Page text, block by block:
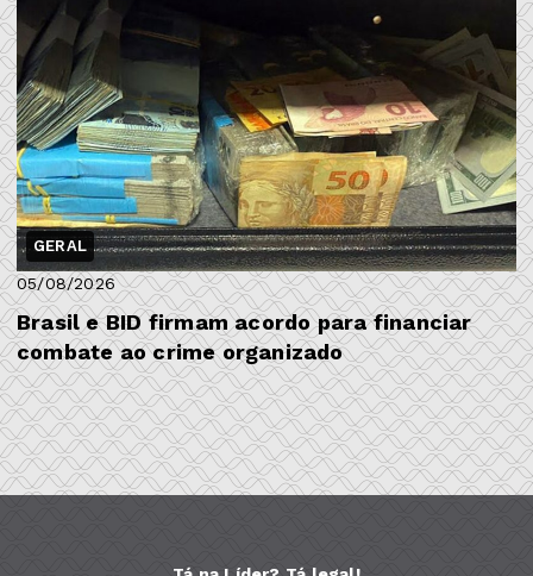
GERAL
05/08/2026
Brasil e BID firmam acordo para financiar
combate ao crime organizado